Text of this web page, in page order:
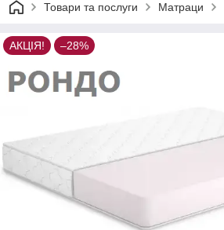
Товари та послуги Матраци
АКЦІЯ! –28%